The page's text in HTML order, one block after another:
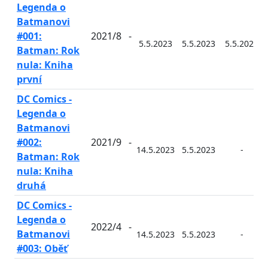
Legenda o
Batmanovi
#001:
Batman: Rok
nula: Kniha
první
2021/8 -
5.5.2023 5.5.2023 5.5.2023
DC Comics -
Legenda o
Batmanovi
#002:
Batman: Rok
nula: Kniha
druhá
2021/9 -
14.5.2023 5.5.2023 -
DC Comics -
Legenda o
Batmanovi
#003: Oběť
2022/4 -
14.5.2023 5.5.2023 -